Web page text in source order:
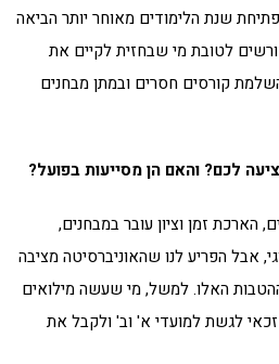
שנת הלימודים מאוחר יותר הביאה
לטובת מי שבחזית לקיים את
קורסים חסרים ובמתן מבחנים
לכם? והאם הן מסייעות בפועל?
הארכת זמן וציון עובר במבחנים,
אבל הפריע לנו שהאוניברסיטה מציבה
האלו. למשל, מי שעשה מילואים
לגשת למועדי א' וב' ולקבל את